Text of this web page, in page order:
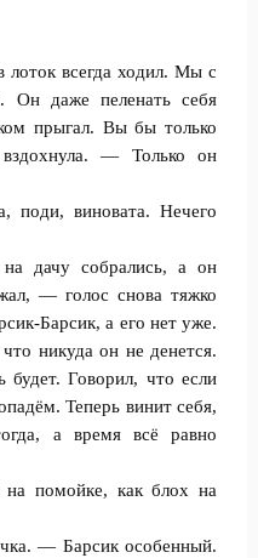
всегда ходил. Мы с
Он даже пеленать себя
прыгал. Вы бы только
— Только он
поди, виновата. Нечего
дачу собрались, а он
— голос снова тяжко
Барсик, а его нет уже.
никуда он не денется.
Говорил, что если
Теперь винит себя,
а время всё равно
помойке, как блох на
— Барсик особенный.